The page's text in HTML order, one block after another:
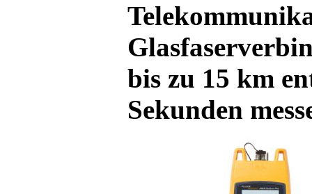
bis zu 15 km
Sekunden